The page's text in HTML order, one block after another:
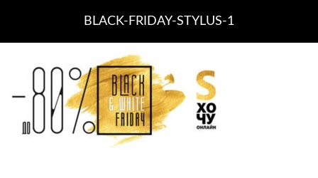
BLACK-FRIDAY-STYLUS-1